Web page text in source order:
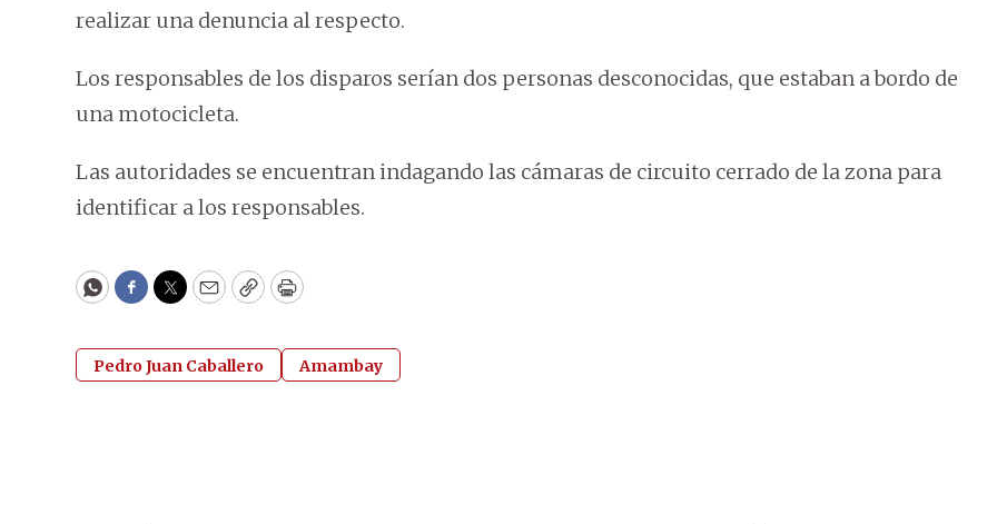
realizar una denuncia al respecto.
Los responsables de los disparos serían dos personas desconocidas, que estaban a bordo de
una motocicleta.
Las autoridades se encuentran indagando las cámaras de circuito cerrado de la zona para
identificar a los responsables.
WhatsApp
Facebook
Twitter
EmailCopyPrint
Pedro Juan Caballero Amambay